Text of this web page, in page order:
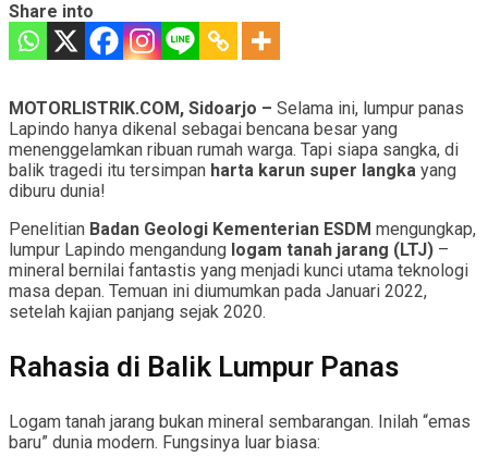
Share into
MOTORLISTRIK.COM, Sidoarjo – Selama ini, lumpur panas
Lapindo hanya dikenal sebagai bencana besar yang
menenggelamkan ribuan rumah warga. Tapi siapa sangka, di
balik tragedi itu tersimpan harta karun super langka yang
diburu dunia!
Penelitian Badan Geologi Kementerian ESDM mengungkap,
lumpur Lapindo mengandung logam tanah jarang (LTJ) –
mineral bernilai fantastis yang menjadi kunci utama teknologi
masa depan. Temuan ini diumumkan pada Januari 2022,
setelah kajian panjang sejak 2020.
Rahasia di Balik Lumpur Panas
Logam tanah jarang bukan mineral sembarangan. Inilah “emas
baru” dunia modern. Fungsinya luar biasa: